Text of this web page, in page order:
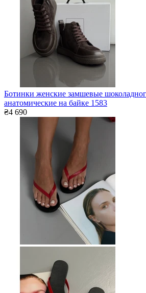
Ботинки женские замшевые
анатомические на байке 1583
₴4 690